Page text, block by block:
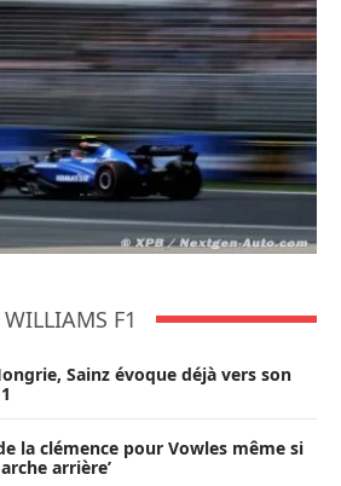
WILLIAMS F1
Sainz évoque déjà vers son
la clémence pour Vowles même si
arrière’